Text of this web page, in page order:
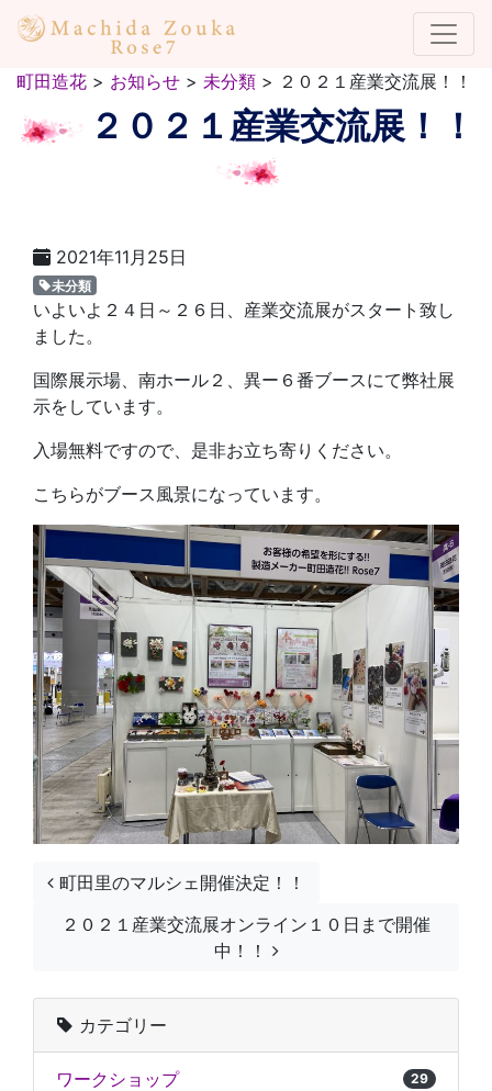
町田造花 > お知らせ > 未分類 > ２０２１産業交流展！！
２０２１産業交流展！！
2021年11月25日
未分類
いよいよ２４日～２６日、産業交流展がスタート致し
ました。
国際展示場、南ホール２、異ー６番ブースにて弊社展
示をしています。
入場無料ですので、是非お立ち寄りください。
こちらがブース風景になっています。
投稿ナビゲーション
町田里のマルシェ開催決定！！
２０２１産業交流展オンライン１０日まで開催
中！！
カテゴリー
ワークショップ 29